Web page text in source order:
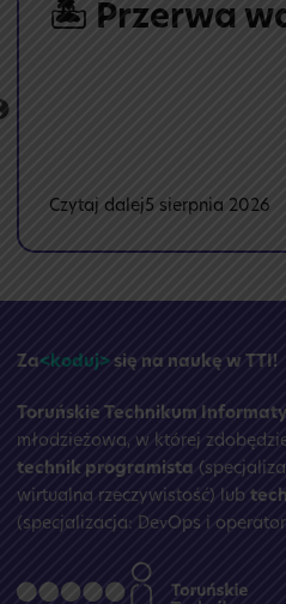
🏝️ Przerwa
Czytaj dalej:5 sierpnia 2026
Za<koduj> się na naukę w TTI!
Toruńskie Technikum
młodzieżowa, w której
technik programista
wirtualna rzeczywistość) lub
(specjalizacja: DevOps i